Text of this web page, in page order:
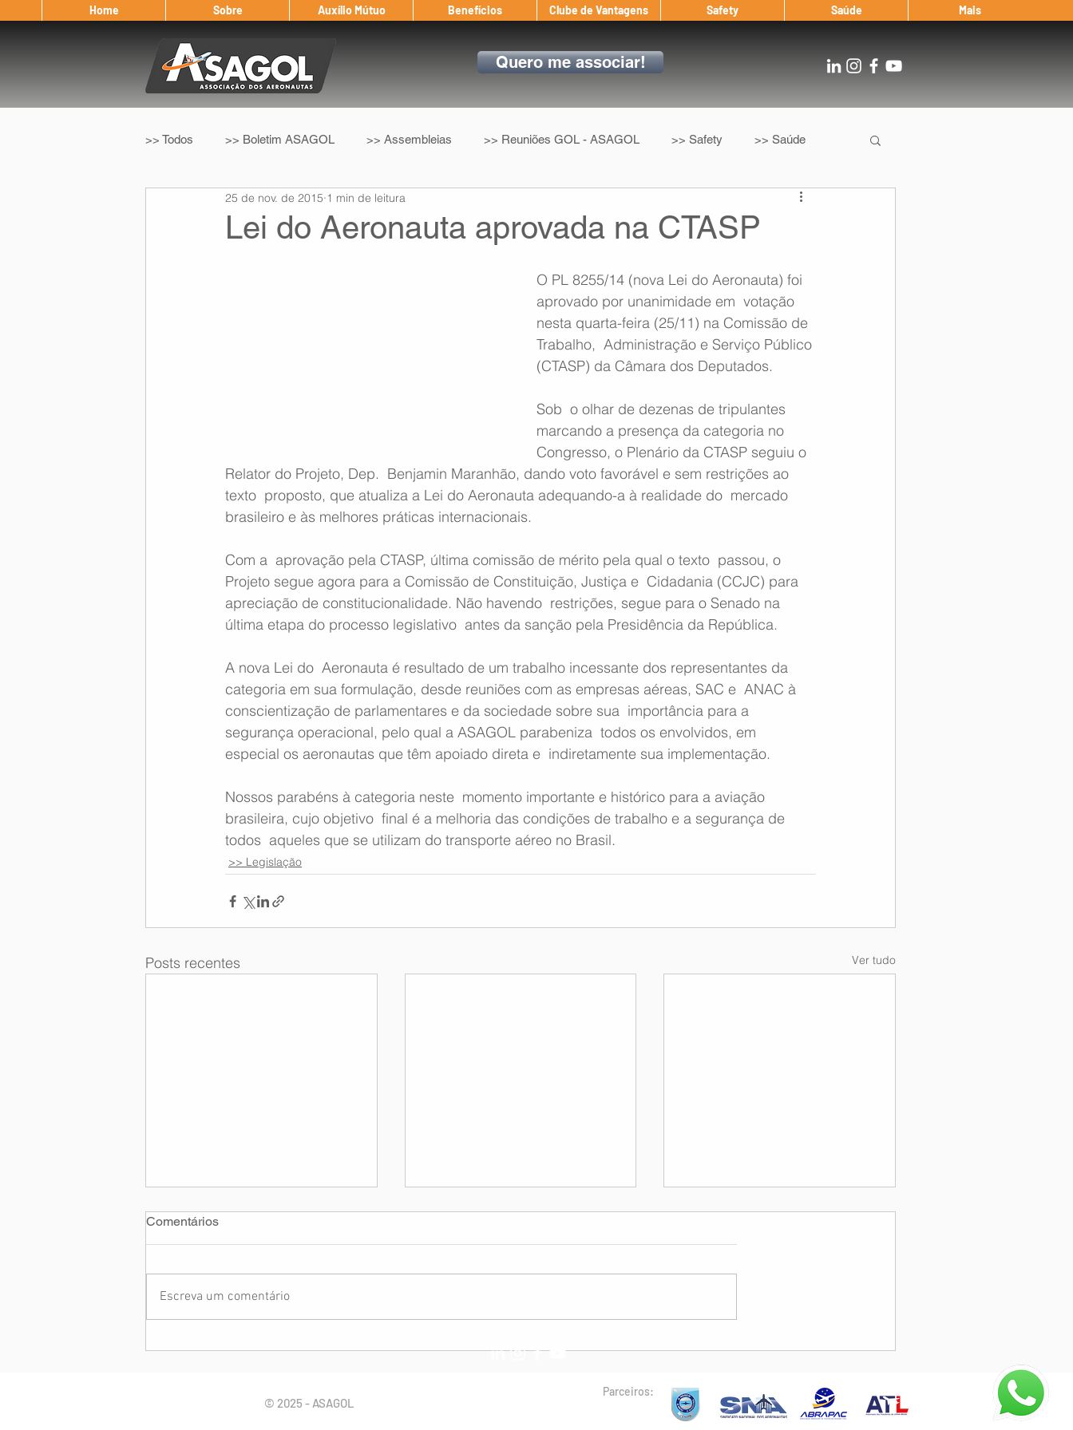
Home Sobre Auxílio Mútuo Benefícios Clube de Vantagens Safety Saúde Mais
Quero me associar!
>> Todos >> Boletim ASAGOL >> Assembleias >> Reuniões GOL - ASAGOL >> Safety >> Saúde
>> Legislação >> IFALPA >> Convenção Coletiva After Landing
Teste ICAO Fadigômetro Notícias
Lei do Aeronauta aprovada na CTASP
25 de nov. de 2015 1 min de leitura
O PL 8255/14 (nova Lei do Aeronauta) foi
aprovado por unanimidade em  votação
nesta quarta-feira (25/11) na Comissão de
Trabalho,  Administração e Serviço Público
(CTASP) da Câmara dos Deputados.
Sob  o olhar de dezenas de tripulantes
marcando a presença da categoria no
Congresso, o Plenário da CTASP seguiu o
Relator do Projeto, Dep.  Benjamin Maranhão, dando voto favorável e sem restrições ao
texto  proposto, que atualiza a Lei do Aeronauta adequando-a à realidade do  mercado
brasileiro e às melhores práticas internacionais.
Com a  aprovação pela CTASP, última comissão de mérito pela qual o texto  passou, o
Projeto segue agora para a Comissão de Constituição, Justiça e  Cidadania (CCJC) para
apreciação de constitucionalidade. Não havendo  restrições, segue para o Senado na
última etapa do processo legislativo  antes da sanção pela Presidência da República.
A nova Lei do  Aeronauta é resultado de um trabalho incessante dos representantes da
categoria em sua formulação, desde reuniões com as empresas aéreas, SAC e  ANAC à
conscientização de parlamentares e da sociedade sobre sua  importância para a
segurança operacional, pelo qual a ASAGOL parabeniza  todos os envolvidos, em
especial os aeronautas que têm apoiado direta e  indiretamente sua implementação.
Nossos parabéns à categoria neste  momento importante e histórico para a aviação
brasileira, cujo objetivo  final é a melhoria das condições de trabalho e a segurança de
todos  aqueles que se utilizam do transporte aéreo no Brasil.
>> Legislação
Posts recentes Ver tudo
Comentários
Escreva um comentário
© 2025 - ASAGOL
Parceiros: